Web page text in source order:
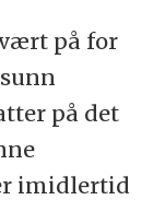
på for
på det
imidlertid